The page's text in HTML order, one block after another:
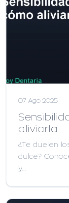
07 Ago 2025
aliviarla
¿Te duelen
dulce?
y…